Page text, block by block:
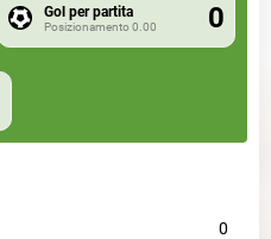
Gol per partita
Posizionamento 0.00 0
0